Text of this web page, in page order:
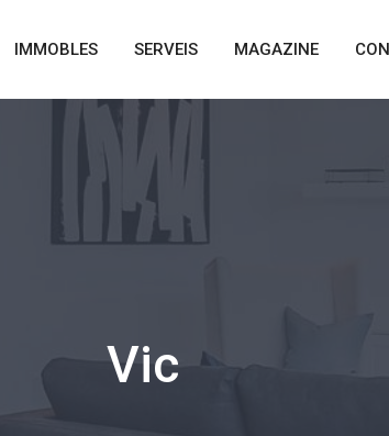
IMMOBLES SERVEIS MAGAZINE
Vic